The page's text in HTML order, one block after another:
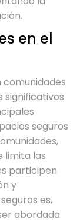
en el
comunidades
significativos
seguros
limita las
participen
y
es,
abordada